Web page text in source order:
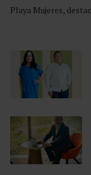
Playa Mujeres,